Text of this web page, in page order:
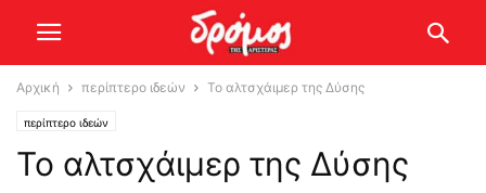
Αρχική περίπτερο ιδεών Το αλτσχάιμερ της Δύσης
περίπτερο ιδεών
Το αλτσχάιμερ της Δύσης